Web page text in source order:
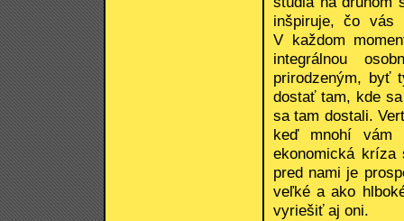
inšpiruje, čo vás
V každom
integrálnou
prirodzeným, byť
dostať tam, kde
sa tam dostali.
keď mnohí vám
ekonomická
pred nami je
veľké a ako
vyriešiť aj oni.